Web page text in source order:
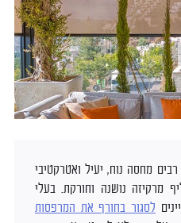
מחסה נוח, יעיל ואטרקטיבי
מרקיזה נושנה וחורקת. בעלי
לסגור בחורף את המרפסות